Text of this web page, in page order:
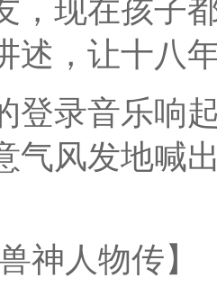
，现在孩子
述，让十八
录音乐响起
气风发地喊
人物传】